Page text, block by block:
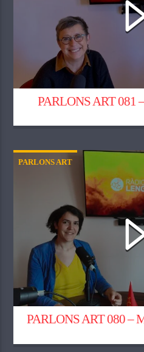
PARLONS ART 081
PARLONS ART
PARLONS ART 080 –